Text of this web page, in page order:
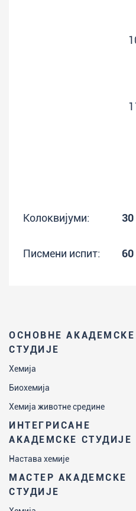
ОСНОВНЕ АКАДЕМСКЕ
СТУДИЈЕ
Хемија
Биохемија
Хемија животне средине
ИНТЕГРИСАНЕ
АКАДЕМСКЕ СТУДИЈЕ
Настава хемије
МАСТЕР АКАДЕМСКЕ
СТУДИЈЕ
Колоквијуми: 30
Писмени испит: 60